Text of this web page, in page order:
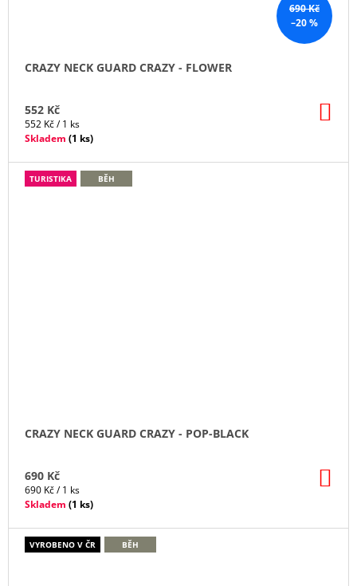
690 Kč
–20 %
CRAZY NECK GUARD CRAZY - FLOWER
552 Kč
Měrná
cena:
552 Kč / 1 ks
Skladem (1 ks)
TURISTIKA BĚH
CRAZY NECK GUARD CRAZY - POP-BLACK
690 Kč
Měrná
cena:
690 Kč / 1 ks
Skladem (1 ks)
VYROBENO V ČR BĚH